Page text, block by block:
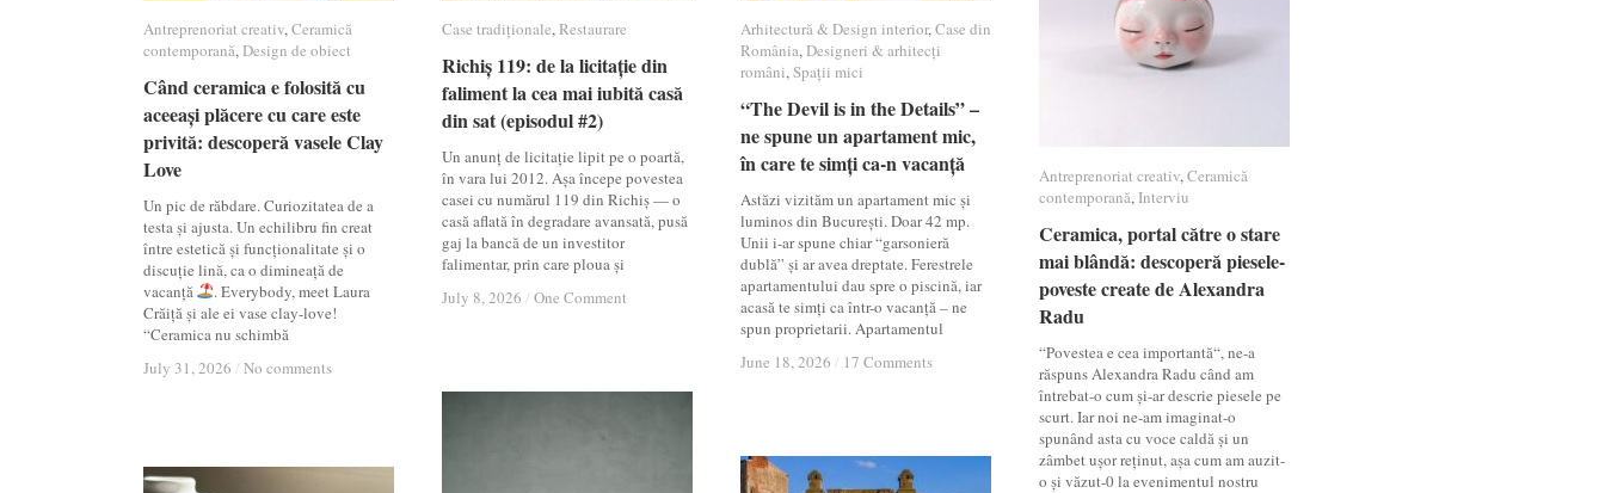
Antreprenoriat creativ,Ceramică
contemporană,Design de obiect
Când ceramica e folosită cu
aceeași plăcere cu care este
privită: descoperă vasele Clay
Love
Un pic de răbdare. Curiozitatea de a
testa și ajusta. Un echilibru fin creat
între estetică și funcționalitate și o
discuție lină, ca o dimineață de
vacanță
. Everybody, meet Laura
Crăiță și ale ei vase clay-love!
“Ceramica nu schimbă
July 31, 2026 / No comments
Antreprenoriat creativ Ceramică
contemporană Design de obiect
Când ceramica e folosită cu
aceeași plăcere cu care este
privită: descoperă vasele Clay
Love
July 31, 2026 / No comments
Case tradiționale,Restaurare
Richiș 119: de la licitație din
faliment la cea mai iubită casă
din sat (episodul #2)
Un anunț de licitație lipit pe o poartă,
în vara lui 2012. Așa începe povestea
casei cu numărul 119 din Richiș — o
casă aflată în degradare avansată, pusă
gaj la bancă de un investitor
falimentar, prin care ploua și
July 8, 2026 / One Comment
Case tradiționale Restaurare
Richiș 119: de la licitație din
faliment la cea mai iubită casă
din sat (episodul #2)
July 8, 2026 / One Comment
Arhitectură & Design interior,Case din
România,Designeri & arhitecți
români,Spații mici
“The Devil is in the Details” –
ne spune un apartament mic,
în care te simți ca-n vacanță
Astăzi vizităm un apartament mic și
luminos din București. Doar 42 mp.
Unii i-ar spune chiar “garsonieră
dublă” și ar avea dreptate. Ferestrele
apartamentului dau spre o piscină, iar
acasă te simți ca într-o vacanță – ne
spun proprietarii. Apartamentul
June 18, 2026 / 17 Comments
Arhitectură & Design interior Case din
România Designeri & arhitecți
români Spații mici
“The Devil is in the Details” –
ne spune un apartament mic,
în care te simți ca-n vacanță
June 18, 2026 / 17 Comments
Antreprenoriat creativ,Ceramică
contemporană, Interviu
Ceramica, portal către o stare
mai blândă: descoperă piesele-
poveste create de Alexandra
Radu
“Povestea e cea importantă“, ne-a
răspuns Alexandra Radu când am
întrebat-o cum și-ar descrie piesele pe
scurt. Iar noi ne-am imaginat-o
spunând asta cu voce caldă și un
zâmbet ușor reținut, așa cum am auzit-
o și văzut-0 la evenimentul nostru
Antreprenoriat creativ Ceramică
contemporană Interviu
Ceramica, portal către o stare
mai blândă: descoperă piesele-
poveste create de Alexandra
Radu